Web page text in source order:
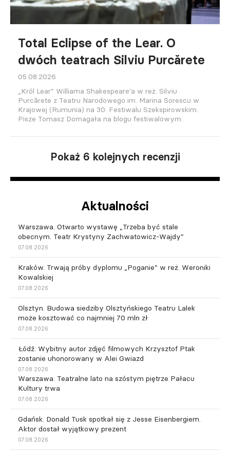
Total Eclipse of the Lear. O
dwóch teatrach Silviu Purcărete
05.08.2026
„Król Lear” Williama Shakespeare'a w reż. Silviu
Purcărete z Teatru Narodowego im. Marina Sorescu w
Krajowej (Rumunia) na 30. Festiwalu Szekspirowskim.
Pisze Tomasz Domagała na blogu festiwalowym.
Pokaż 6 kolejnych recenzji
Aktualności
Warszawa. Otwarto wystawę „Trzeba być stale
obecnym. Teatr Krystyny Zachwatowicz-Wajdy”
07.08.2026
Kraków. Trwają próby dyplomu „Poganie” w reż. Weroniki
Kowalskiej
07.08.2026
Olsztyn. Budowa siedziby Olsztyńskiego Teatru Lalek
może kosztować co najmniej 70 mln zł
07.08.2026
Łódź. Wybitny autor zdjęć filmowych Krzysztof Ptak
zostanie uhonorowany w Alei Gwiazd
07.08.2026
Warszawa. Teatralne lato na szóstym piętrze Pałacu
Kultury trwa
07.08.2026
Gdańsk. Donald Tusk spotkał się z Jesse Eisenbergiem.
Aktor dostał wyjątkowy prezent
07.08.2026